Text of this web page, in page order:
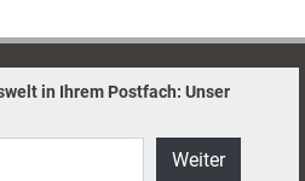
in Ihrem Postfach: Unser
Weiter